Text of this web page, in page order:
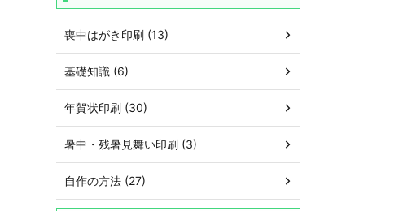
喪中はがき印刷 (13)
基礎知識 (6)
年賀状印刷 (30)
暑中・残暑見舞い印刷 (3)
自作の方法 (27)